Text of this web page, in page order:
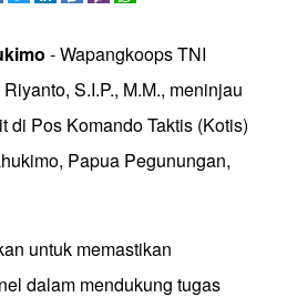
- Wapangkoops TNI
S.I.P., M.M., meninjau
di Pos Komando Taktis (Kotis)
Papua Pegunungan,
untuk memastikan
dalam mendukung tugas